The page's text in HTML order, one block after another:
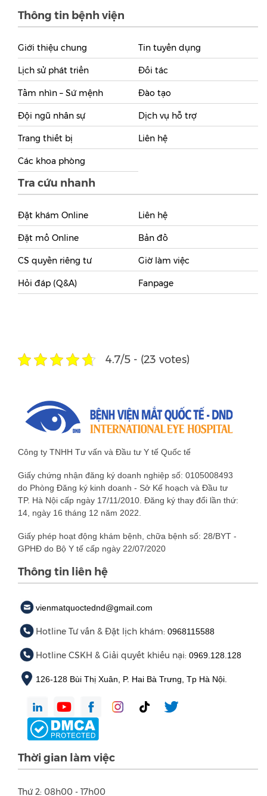
Thông tin bệnh viện
Giới thiệu chung
Lịch sử phát triển
Tầm nhìn – Sứ mệnh
Đội ngũ nhân sự
Trang thiết bị
Các khoa phòng
Tin tuyển dụng
Đối tác
Đào tạo
Dịch vụ hỗ trợ
Liên hệ
Tra cứu nhanh
Đặt khám Online
Đặt mổ Online
CS quyền riêng tư
Hỏi đáp (Q&A)
Liên hệ
Bản đồ
Giờ làm việc
Fanpage
4.7/5 - (23 votes)
Công ty TNHH Tư vấn và Đầu tư Y tế Quốc tế
Giấy chứng nhận đăng ký doanh nghiệp số: 0105008493
do Phòng Đăng ký kinh doanh - Sở Kế hoạch và Đầu tư
TP. Hà Nội cấp ngày 17/11/2010. Đăng ký thay đổi lần thứ:
14, ngày 16 tháng 12 năm 2022.
Giấy phép hoạt động khám bệnh, chữa bệnh số: 28/BYT -
GPHĐ do Bộ Y tế cấp ngày 22/07/2020
Thông tin liên hệ
vienmatquoctednd@gmail.com
Hotline Tư vấn & Đặt lịch khám: 0968115588
Hotline CSKH & Giải quyết khiếu nại: 0969.128.128
126-128 Bùi Thị Xuân, P. Hai Bà Trưng, Tp Hà Nội.
Thời gian làm việc
Thứ 2: 08h00 - 17h00